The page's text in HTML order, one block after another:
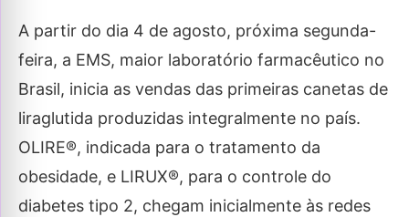
A partir do dia 4 de agosto, próxima segunda-
feira, a EMS, maior laboratório farmacêutico no
Brasil, inicia as vendas das primeiras canetas de
liraglutida produzidas integralmente no país.
OLIRE®, indicada para o tratamento da
obesidade, e LIRUX®, para o controle do
diabetes tipo 2, chegam inicialmente às redes